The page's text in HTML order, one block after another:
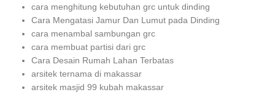
cara menghitung kebutuhan grc untuk dinding
Cara Mengatasi Jamur Dan Lumut pada Dinding
cara menambal sambungan grc
cara membuat partisi dari grc
Cara Desain Rumah Lahan Terbatas
arsitek ternama di makassar
arsitek masjid 99 kubah makassar